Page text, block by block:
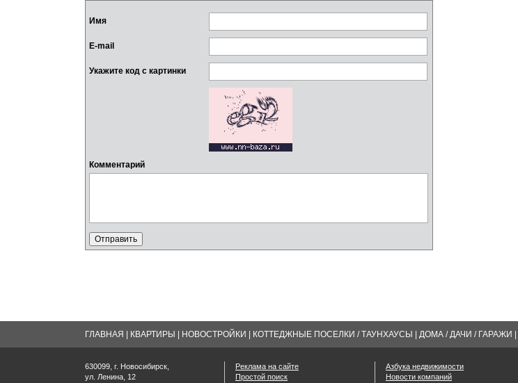
Имя
E-mail
Укажите код с картинки
Комментарий
ГЛАВНАЯ КВАРТИРЫ НОВОСТРОЙКИ КОТТЕДЖНЫЕ ПОСЕЛКИ / ТАУНХАУСЫ ДОМА / ДАЧИ / ГАРАЖИ
630099, г. Новосибирск,
ул. Ленина, 12
Реклама на сайте
Простой поиск
Азбука недвижимости
Новости компаний